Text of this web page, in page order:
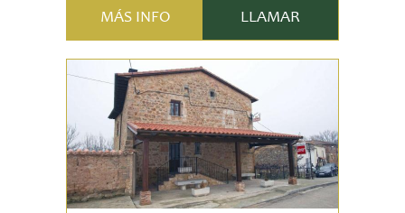
MÁS INFO LLAMAR